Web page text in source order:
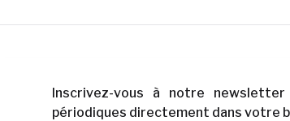
Inscrivez-vous à notre
périodiques directement dans votre